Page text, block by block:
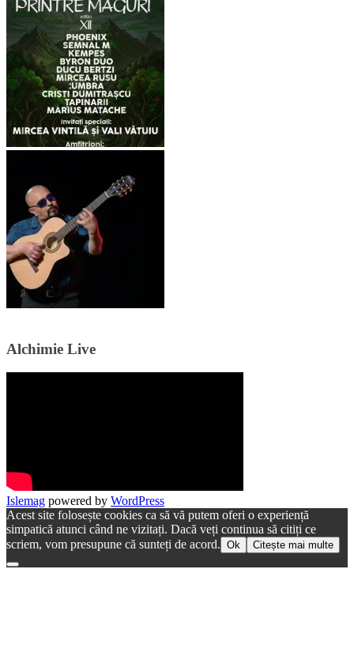
Alchimie Live
Islemag powered by WordPress
Acest site folosește cookies ca să vă putem oferi o experiență
simpatică atunci când ne vizitați. Dacă veți continua să citiți ce
scriem, vom presupune că sunteți de acord. Ok Citește mai multe